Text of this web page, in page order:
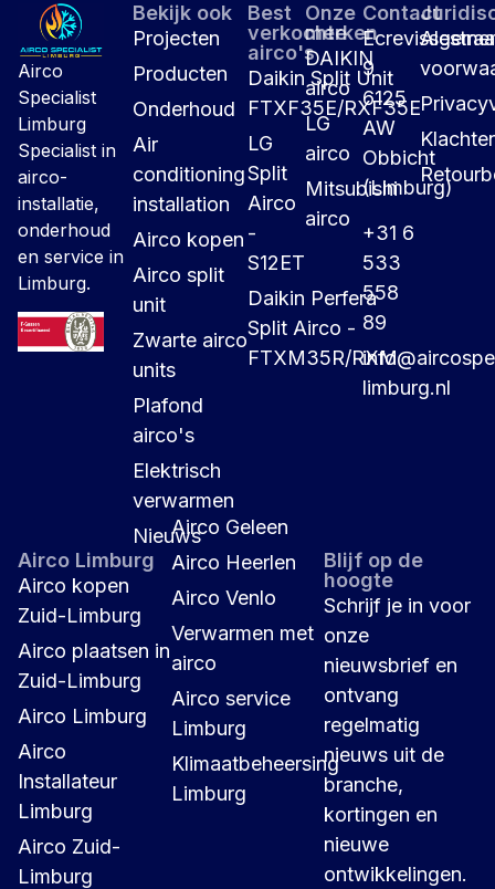
Airco
Specialist
Limburg
Specialist in
airco-
installatie,
onderhoud
en service in
Limburg.
Bekijk ook
Projecten
Producten
Onderhoud
Air
conditioning
installation
Airco kopen
Airco split
unit
Zwarte airco
units
Plafond
airco's
Elektrisch
verwarmen
Nieuws
Best
verkochte
airco's
Daikin Split Unit
FTXF35E/RXF35E
LG
Split
Airco
-
S12ET
Daikin Perfera
Split Airco -
FTXM35R/RXM
Onze
merken
DAIKIN
airco
LG
airco
Mitsubishi
airco
Contact
9
6125
AW
Obbicht
(Limburg)
+31 6
533
558
89
limburg.nl
Airco Limburg
Airco kopen
Zuid-Limburg
Airco plaatsen in
Zuid-Limburg
Airco Limburg
Airco
Installateur
Limburg
Airco Zuid-
Limburg
Airco Geleen
Airco Heerlen
Airco Venlo
Verwarmen met
airco
Airco service
Limburg
Klimaatbeheersing
Limburg
Blijf op de
hoogte
Schrijf je in voor
onze
nieuwsbrief en
ontvang
regelmatig
nieuws uit de
branche,
kortingen en
nieuwe
ontwikkelingen.